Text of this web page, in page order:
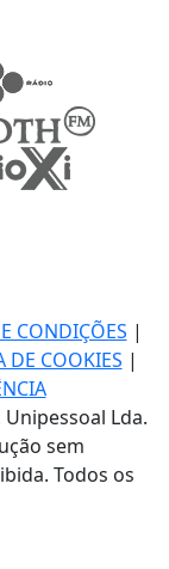
CONDIÇÕES |
DE COOKIES |
Lda.
sem
Todos os